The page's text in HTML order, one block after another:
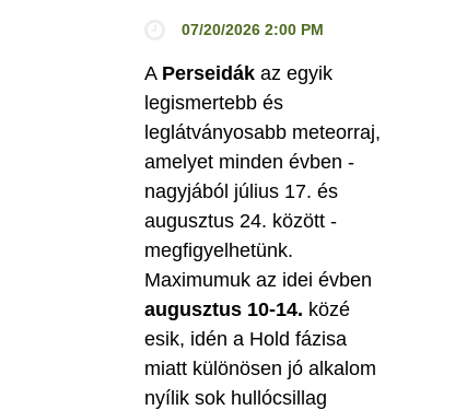
07/20/2026 2:00 PM
A Perseidák az egyik
legismertebb és
leglátványosabb meteorraj,
amelyet minden évben -
nagyjából július 17. és
augusztus 24. között -
megfigyelhetünk.
Maximumuk az idei évben
augusztus 10-14. közé
esik, idén a Hold fázisa
miatt különösen jó alkalom
nyílik sok hullócsillag